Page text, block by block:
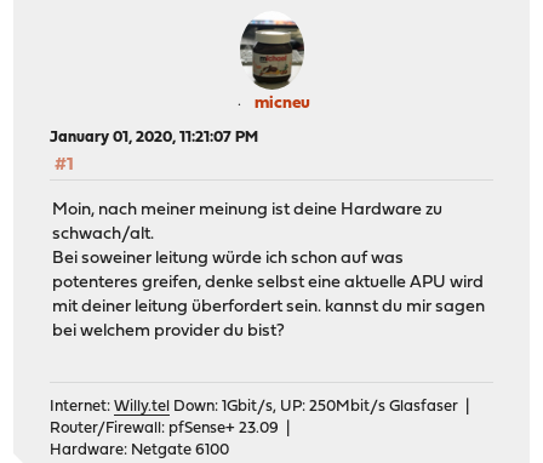
micneu
January 01, 2020, 11:21:07 PM
#1
Moin, nach meiner meinung ist deine Hardware zu
schwach/alt.
Bei soweiner leitung würde ich schon auf was
potenteres greifen, denke selbst eine aktuelle APU wird
mit deiner leitung überfordert sein. kannst du mir sagen
bei welchem provider du bist?
Internet:Willy.tel
Down: 1Gbit/s, UP: 250Mbit/s Glasfaser |
Router/Firewall: pfSense+ 23.09 |
Hardware: Netgate 6100